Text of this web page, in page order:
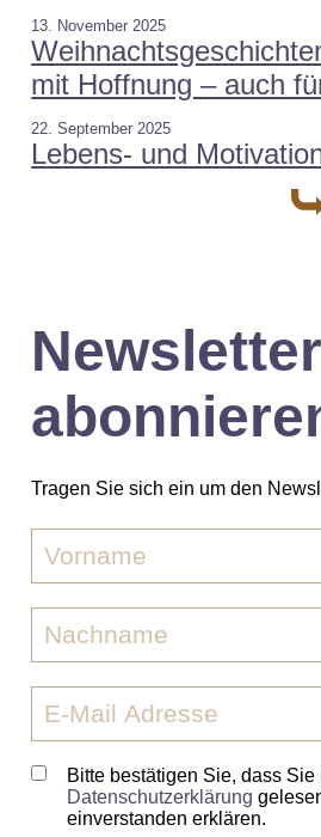
13. November 2025
mit Hoffnung – auch
22. September 2025
Lebens- und
Newsletter
Tragen Sie sich ein um den
Bitte bestätigen Sie, dass Sie
Datenschutzerklärung
einverstanden erklären.